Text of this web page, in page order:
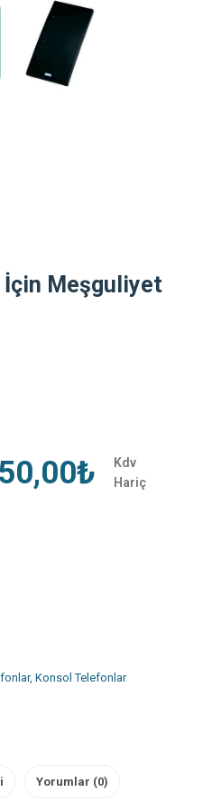
İçin Meşguliyet
Kdv
Hariç
, Konsol Telefonlar
Yorumlar (0)